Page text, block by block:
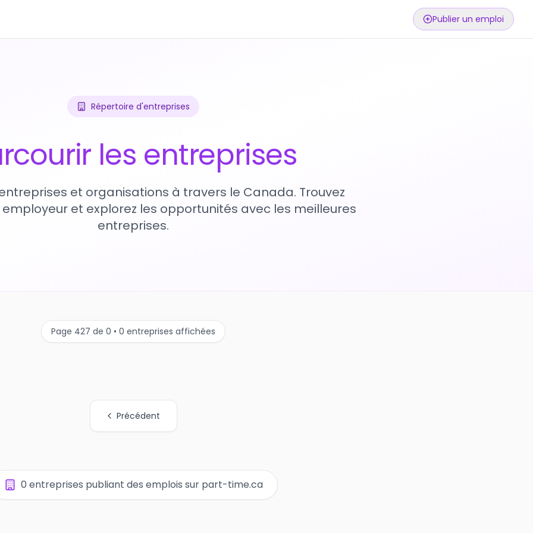
Publier un emploi
Répertoire d'entreprises
les entreprises
et organisations à travers le Canada. Trouvez
et explorez les opportunités avec les meilleures
entreprises.
Page 427 de 0 • 0 entreprises affichées
Précédent
0 entreprises publiant des emplois sur part-time.ca